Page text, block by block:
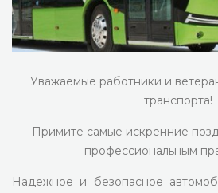
Уважаемые работники и
транспорта!
Примите самые искренние
профессиональным
Надежное и безопасное